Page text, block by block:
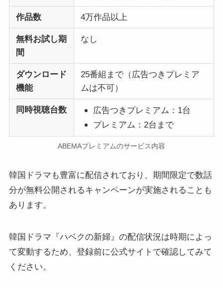
作品数 4万作品以上
無料お試し期
間
なし
ダウンロード
機能
25番組まで（広告つきプレミア
ムは不可）
同時視聴台数
広告つきプレミアム：1台
プレミアム：2台まで
ABEMAプレミアムのサービス内容
韓国ドラマも豊富に配信されており、期間限定で数話
分が無料公開されるキャンペーンが実施されることも
あります。
韓国ドラマ『ハベクの新婦』の配信状況は時期によっ
て変動するため、登録前に公式サイトで確認してみて
ください。